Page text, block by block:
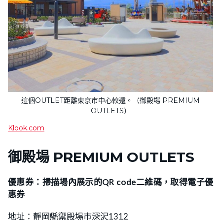
這個OUTLET距離東京市中心較遠。（御殿場 PREMIUM
OUTLETS）
Klook.com
御殿場 PREMIUM OUTLETS
優惠券：掃描場內展示的QR code二維碼，取得電子優
惠券
地址：靜岡縣禦殿場市深沢1312